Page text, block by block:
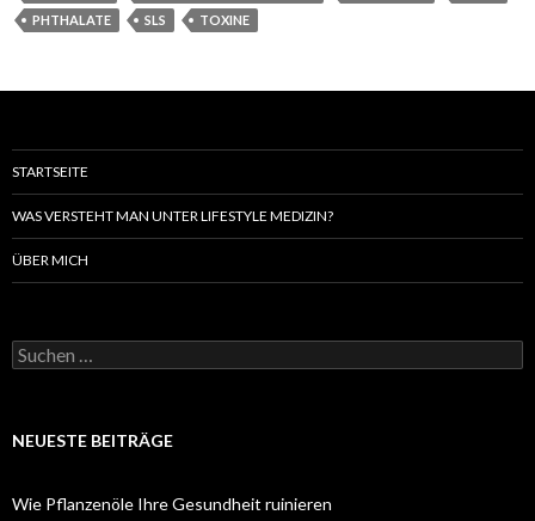
PHTHALATE
SLS TOXINE
STARTSEITE
WAS VERSTEHT MAN UNTER LIFESTYLE MEDIZIN?
ÜBER MICH
Suchen
nach:
NEUESTE BEITRÄGE
Wie Pflanzenöle Ihre Gesundheit ruinieren